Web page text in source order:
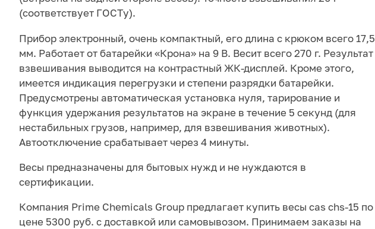
(соответствует ГОСТу).
Прибор электронный, очень компактный, его длина с крюком всего 17,5
мм. Работает от батарейки «Крона» на 9 В. Весит всего 270 г. Результат
взвешивания выводится на контрастный ЖК-дисплей. Кроме этого,
имеется индикация перегрузки и степени разрядки батарейки.
Предусмотрены автоматическая установка нуля, тарирование и
функция удержания результатов на экране в течение 5 секунд (для
нестабильных грузов, например, для взвешивания животных).
Автоотключение срабатывает через 4 минуты.
Весы предназначены для бытовых нужд и не нуждаются в
сертификации.
Компания Prime Chemicals Group предлагает купить весы cas chs-15 по
цене 5300 руб. с доставкой или самовывозом. Принимаем заказы на